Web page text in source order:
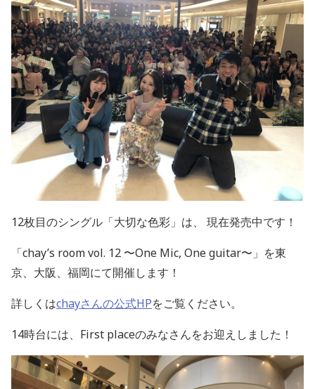
12枚目のシングル「大切な色彩」は、 現在発売中です！
「chay’s room vol. 12 〜One Mic, One guitar〜」を東
京、大阪、福岡にて開催します！
詳しくはchayさんの公式HPをご覧ください。
14時台には、First placeのみなさんをお迎えしました！